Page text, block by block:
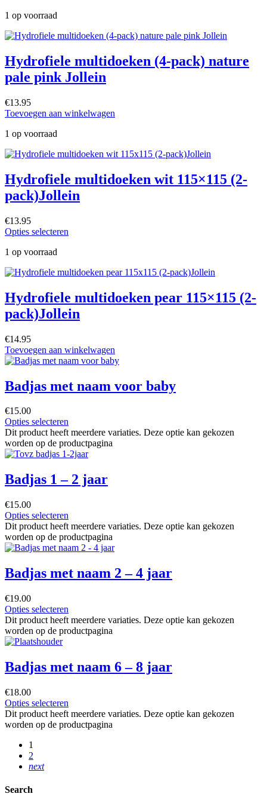
1 op voorraad
Hydrofiele multidoeken (4-pack) nature
pale pink Jollein
€13.95
Toevoegen aan winkelwagen
1 op voorraad
Hydrofiele multidoeken wit 115×115 (2-
pack)Jollein
€13.95
Opties selecteren
1 op voorraad
Hydrofiele multidoeken pear 115×115 (2-
pack)Jollein
€14.95
Toevoegen aan winkelwagen
Badjas met naam voor baby
€15.00
Opties selecteren
Dit product heeft meerdere variaties. Deze optie kan gekozen
worden op de productpagina
Badjas 1 – 2 jaar
€15.00
Opties selecteren
Dit product heeft meerdere variaties. Deze optie kan gekozen
worden op de productpagina
Badjas met naam 2 – 4 jaar
€19.00
Opties selecteren
Dit product heeft meerdere variaties. Deze optie kan gekozen
worden op de productpagina
Badjas met naam 6 – 8 jaar
€18.00
Opties selecteren
Dit product heeft meerdere variaties. Deze optie kan gekozen
worden op de productpagina
1
2
next
Search